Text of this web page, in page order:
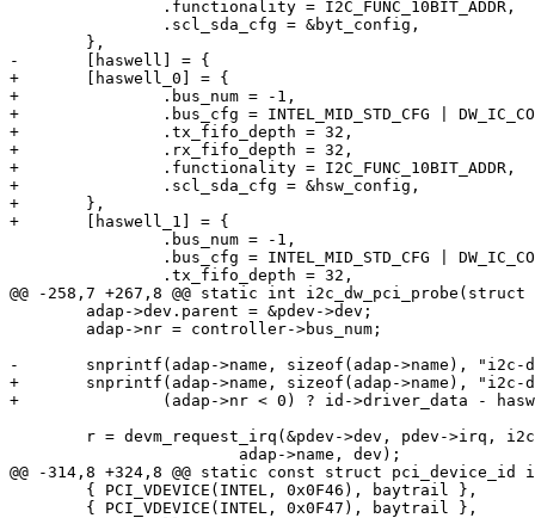
-	[haswell] = {
+	[haswell_0] = {
+		.bus_num = -1,
+		.bus_cfg = INTEL_MID_STD_CFG | DW_IC_CON_SPEED_FAST,
+		.tx_fifo_depth = 32,
+		.rx_fifo_depth = 32,
+		.functionality = I2C_FUNC_10BIT_ADDR,
+		.scl_sda_cfg = &hsw_config,
+	},
+	[haswell_1] = {
@@ -258,7 +267,8 @@ static int i2c_dw_pci_probe(struct
-	snprintf(adap->name, sizeof(adap->name), "i2c-designware-pci");
+	snprintf(adap->name, sizeof(adap->name), "i2c-designware-pci-%ld",
+		(adap->nr < 0) ? id->driver_data - haswell_0 : adap->nr);
@@ -314,8 +324,8 @@ static const struct pci_device_id